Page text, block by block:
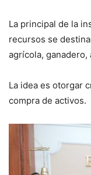
La principal de la
recursos se
agrícola, ganadero,
La idea es otorgar
compra de activos.